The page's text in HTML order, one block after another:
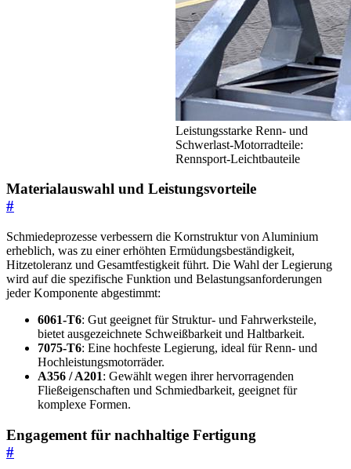
Leistungsstarke Renn- und
Schwerlast-Motorradteile:
Rennsport-Leichtbauteile
Materialauswahl und Leistungs­vorteile
#
Schmiedeprozesse verbessern die Kornstruktur von Aluminium
erheblich, was zu einer erhöhten Ermüdungsbeständigkeit,
Hitzetoleranz und Gesamtfestigkeit führt. Die Wahl der Legierung
wird auf die spezifische Funktion und Belastungsanforderungen
jeder Komponente abgestimmt:
6061-T6: Gut geeignet für Struktur- und Fahrwerksteile,
bietet ausgezeichnete Schweißbarkeit und Haltbarkeit.
7075-T6: Eine hochfeste Legierung, ideal für Renn- und
Hochleistungsmotorräder.
A356 / A201: Gewählt wegen ihrer hervorragenden
Fließeigenschaften und Schmiedbarkeit, geeignet für
komplexe Formen.
Engagement für nachhaltige Fertigung
#